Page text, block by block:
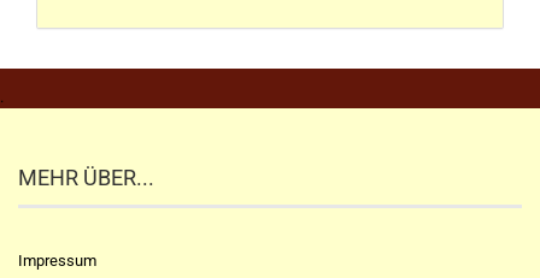
.
MEHR ÜBER...
Impressum